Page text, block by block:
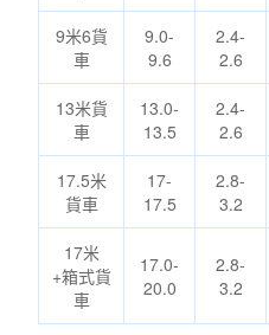
9米6貨
車
9.0-
9.6
2.4-
2.6
13米貨
車
13.0-
13.5
2.4-
2.6
17.5米
貨車
17-
17.5
2.8-
3.2
17米
+箱式貨
車
17.0-
20.0
2.8-
3.2